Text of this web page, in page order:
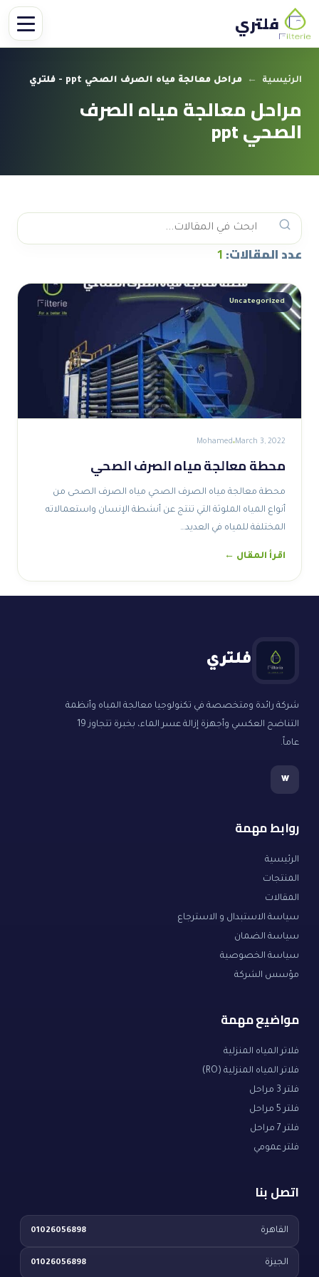
فلتري
الرئيسية ← مراحل معالجة مياه الصرف الصحي ppt - فلتري
مراحل معالجة مياه الصرف
الصحي ppt
عدد المقالات:1
Uncategorized
March 3, 2022
Mohamed
محطة معالجة مياه الصرف الصحي
محطة معالجة مياه الصرف الصحي مياه الصرف الصحى من
أنواع المياه الملوثة التي تنتج عن أنشطة الإنسان واستعمالاته
المختلفة للمياه في العديد…
اقرأ المقال ←
فلتري
شركة رائدة ومتخصصة في تكنولوجيا معالجة المياه وأنظمة
التناضح العكسي وأجهزة إزالة عسر الماء، بخبرة تتجاوز 19
عاماً.
w
روابط مهمة
الرئيسية
المنتجات
المقالات
سياسة الاستبدال و الاسترجاع
سياسة الضمان
سياسة الخصوصية
مؤسس الشركة
مواضيع مهمة
فلاتر المياه المنزلية
فلاتر المياه المنزلية (RO)
فلتر 3 مراحل
فلتر 5 مراحل
فلتر 7 مراحل
فلتر عمومي
اتصل بنا
القاهرة 01026056898
الجيزة 01026056898